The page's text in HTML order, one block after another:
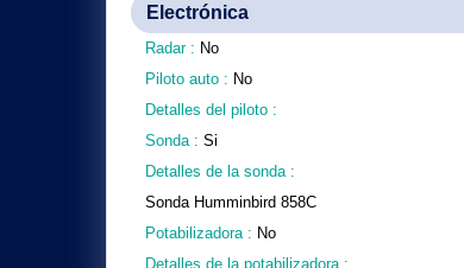
Electrónica
Radar : No
Piloto auto : No
Detalles del piloto :
Sonda : Si
Detalles de la sonda :
Sonda Humminbird 858C
Potabilizadora : No
Detalles de la potabilizadora :